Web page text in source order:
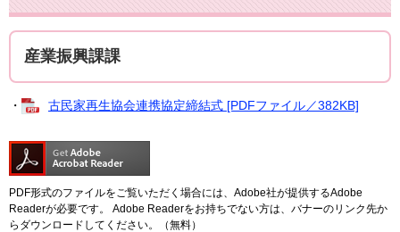
産業振興課課
・ 古民家再生協会連携協定締結式 [PDFファイル／382KB]
PDF形式のファイルをご覧いただく場合には、Adobe社が提供するAdobe
Readerが必要です。
Adobe Readerをお持ちでない方は、バナーのリンク先か
らダウンロードしてください。（無料）